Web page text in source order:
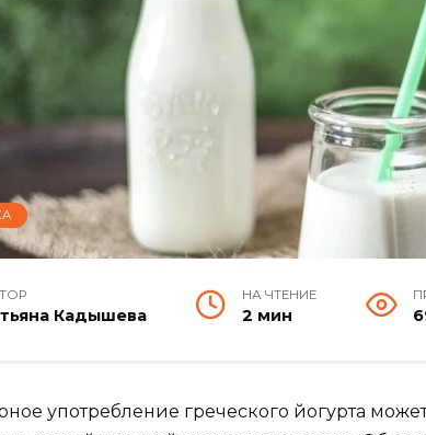
Кадышева
НА ЧТЕНИЕ
2 мин
употребление греческого йогурта